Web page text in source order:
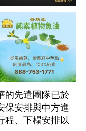
的先遣團隊已於
保安排與中方進
程、下榻安排以